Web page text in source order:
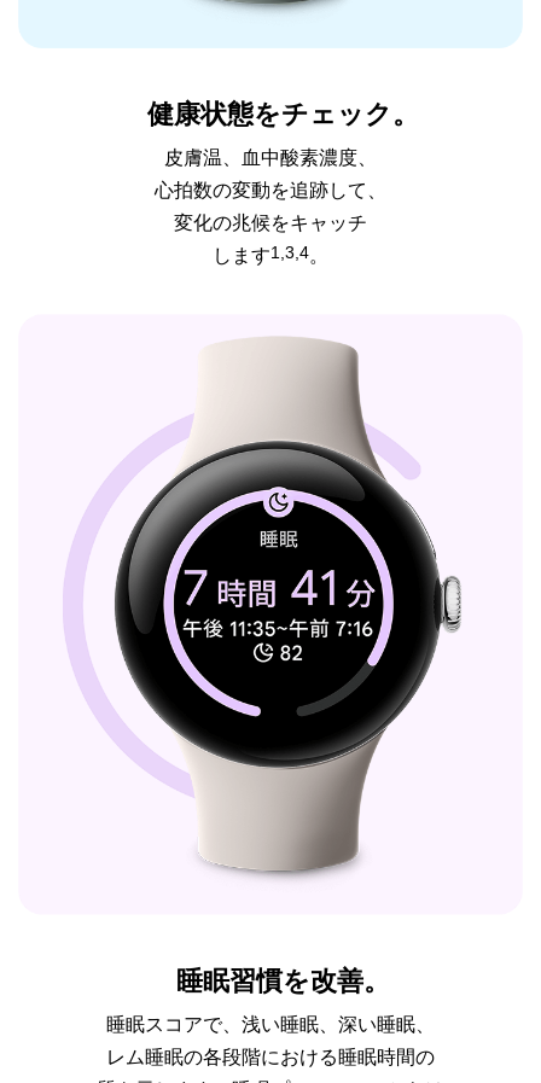
健康状態をチェック。
皮膚温、血中酸素濃度、
心拍数の変動を追跡して、
変化の兆候をキャッチ
します1,3,4。
睡眠習慣を改善。
睡眠スコアで、浅い睡眠、深い睡眠、
レム睡眠の各段階における睡眠時間の